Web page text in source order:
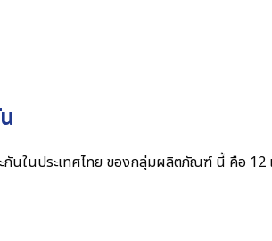
ะกันในประเทศไทย ของกลุ่มผลิตภัณฑ์ นี้ คือ 12